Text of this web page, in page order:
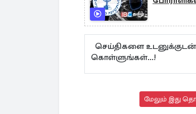
செய்திகளை உடனுக்குடன்
கொள்ளுங்கள்...!
மேலும் இது